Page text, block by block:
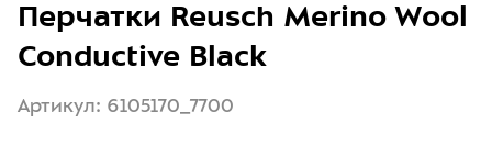
Перчатки Reusch Merino Wool
Conductive Black
Артикул: 6105170_7700